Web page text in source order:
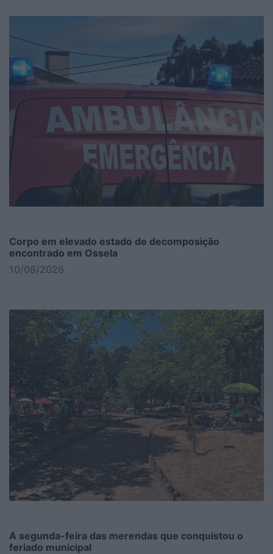
Corpo em elevado estado de decomposição
encontrado em Ossela
10/08/2026
A segunda-feira das merendas que conquistou o
feriado municipal